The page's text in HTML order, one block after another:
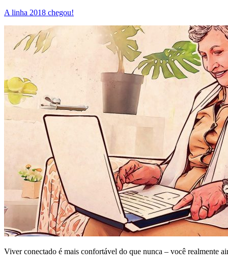
A linha 2018 chegou!
Viver conectado é mais confortável do que nunca – você realmente